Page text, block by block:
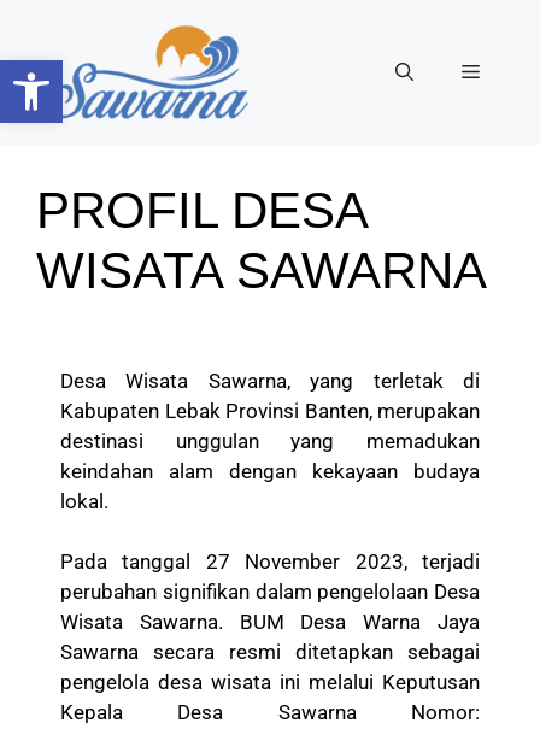
Open toolbar
PROFIL DESA
WISATA SAWARNA
Desa Wisata Sawarna, yang terletak di
Kabupaten Lebak Provinsi Banten, merupakan
destinasi unggulan yang memadukan
keindahan alam dengan kekayaan budaya
lokal.
Pada tanggal 27 November 2023, terjadi
perubahan signifikan dalam pengelolaan Desa
Wisata Sawarna. BUM Desa Warna Jaya
Sawarna secara resmi ditetapkan sebagai
pengelola desa wisata ini melalui Keputusan
Kepala Desa Sawarna Nomor: